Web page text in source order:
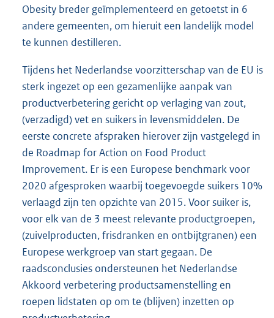
Obesity breder geïmplementeerd en getoetst in 6
andere gemeenten, om hieruit een landelijk model
te kunnen destilleren.
Tijdens het Nederlandse voorzitterschap van de EU is
sterk ingezet op een gezamenlijke aanpak van
productverbetering gericht op verlaging van zout,
(verzadigd) vet en suikers in levensmiddelen. De
eerste concrete afspraken hierover zijn vastgelegd in
de Roadmap for Action on Food Product
Improvement. Er is een Europese benchmark voor
2020 afgesproken waarbij toegevoegde suikers 10%
verlaagd zijn ten opzichte van 2015. Voor suiker is,
voor elk van de 3 meest relevante productgroepen,
(zuivelproducten, frisdranken en ontbijtgranen) een
Europese werkgroep van start gegaan. De
raadsconclusies ondersteunen het Nederlandse
Akkoord verbetering productsamenstelling en
roepen lidstaten op om te (blijven) inzetten op